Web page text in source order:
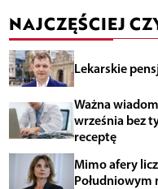
NAJCZĘŚCIEJ
Lekarskie
Ważna
września bez
receptę
Mimo afery
Południowym